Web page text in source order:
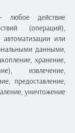
действие
(операций),
или
данными,
хранение,
извлечение,
предоставление,
уничтожение